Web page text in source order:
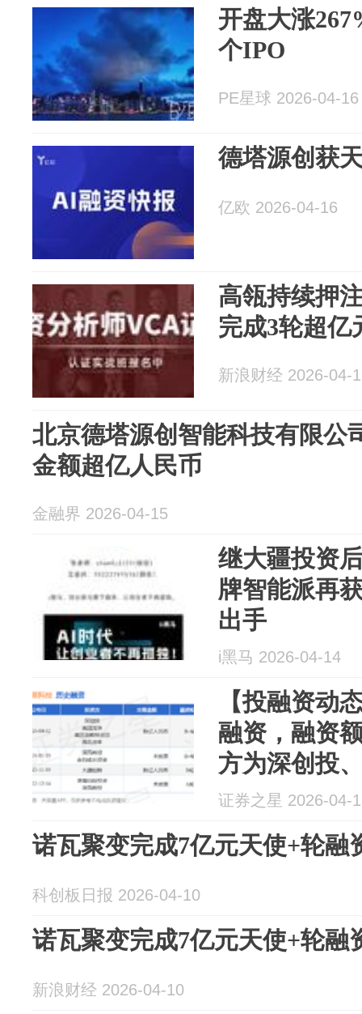
开盘大涨
个IPO
PE星球 2026-04-16
德塔源创获
亿欧 2026-04-16
高瓴持续押
完成3轮超亿
新浪财经 2026-04-
北京德塔源创智能科技有限公
金额超亿人民币
金融界 2026-04-15
继大疆投资
牌智能派再
出手
i黑马 2026-04-14
【投融资动
融资，融资
方为深创投
证券之星 2026-04-
诺瓦聚变完成7亿元天使+轮融
科创板日报 2026-04-10
诺瓦聚变完成7亿元天使+轮融
新浪财经 2026-04-10